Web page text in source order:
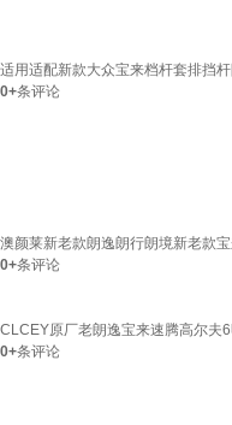
适用适配新款大众宝来档杆套排挡
0+条评论
澳颜莱新老款朗逸朗行朗境新老款
0+条评论
CLCEY原厂老朗逸宝来速腾高尔夫
0+条评论